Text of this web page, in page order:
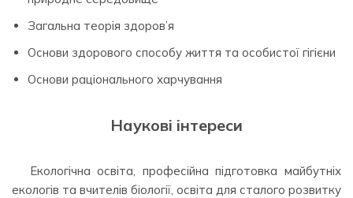
Загальна теорія здоров’я
Основи здорового способу життя та особистої гігієни
Основи раціонального харчування
Наукові інтереси
Екологічна освіта, професійна підготовка майбутніх
екологів та вчителів біології, освіта для сталого розвитку